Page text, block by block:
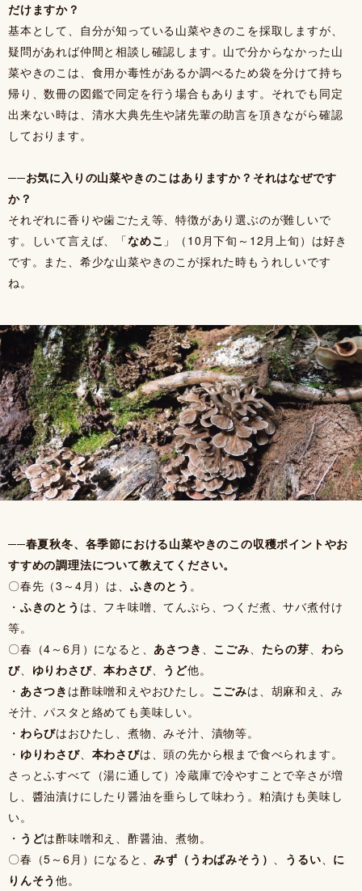
だけますか？
基本として、自分が知っている山菜やきのこを採取しますが、
疑問があれば仲間と相談し確認します。山で分からなかった山
菜やきのこは、食用か毒性があるか調べるため袋を分けて持ち
帰り、数冊の図鑑で同定を行う場合もあります。それでも同定
出来ない時は、清水大典先生や諸先輩の助言を頂きながら確認
しております。
──お気に入りの山菜やきのこはありますか？それはなぜです
か？
それぞれに香りや歯ごたえ等、特徴があり選ぶのが難しいで
す。しいて言えば、「なめこ 」（10月下旬～12月上旬）は好き
です。また、希少な山菜やきのこが採れた時もうれしいです
ね。
──春夏秋冬、各季節における山菜やきのこの収穫ポイントやお
すすめの調理法について教えてください。
〇春先（3～4月）は、 ふきのとう 。
・ ふきのとう は、フキ味噌、てんぷら、つくだ煮、サバ煮付け
等。
〇春（4～6月）になると、 あさつき こごみ たらの芽
わら
び、 ゆりわさび、本わさび、 うど他。
・ あさつき は酢味噌和えやおひたし。 こごみは、胡麻和え、み
そ汁、パスタと絡めても美味しい。
・ わらびはおひたし、煮物、みそ汁、漬物等。
・ ゆりわさび、 本わさびは、頭の先から根まで食べられます。
さっとふすべて（湯に通して）冷蔵庫で冷やすことで辛さが増
し、醬油漬けにしたり醤油を垂らして味わう。粕漬けも美味し
い。
・ うどは酢味噌和え、酢醤油、煮物。
〇春（5～6月）になると、みず（うわばみそう） うるい
に
りんそう他。